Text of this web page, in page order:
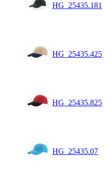
HG_25435.181
HG_25435.425
HG_25435.825
HG_25435.07